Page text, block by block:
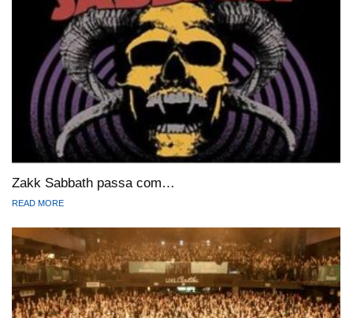
Zakk Sabbath passa com…
READ MORE